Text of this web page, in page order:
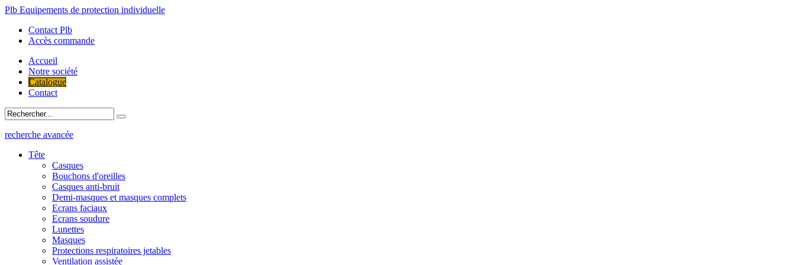
Plb Equipements de protection individuelle
Contact Plb
Accès commande
Accueil
Notre société
Catalogue
Contact
recherche avancée
Tête
Casques
Bouchons d'oreilles
Casques anti-bruit
Demi-masques et masques complets
Ecrans faciaux
Ecrans soudure
Lunettes
Masques
Protections respiratoires jetables
Ventilation assistée